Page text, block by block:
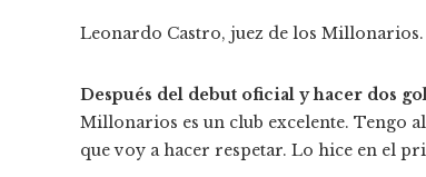
Leonardo Castro, juez de los Millonarios.
Después del debut oficial y hacer dos
Millonarios es un club excelente. Tengo
que voy a hacer respetar. Lo hice en el